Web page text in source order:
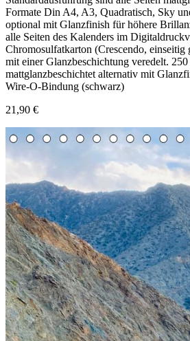
Formate Din A4, A3, Quadratisch, Sky
optional mit Glanzfinish für höhere
alle Seiten des Kalenders im
Chromosulfatkarton (Crescendo, einseitig
mit einer Glanzbeschichtung veredelt.
mattglanzbeschichtet alternativ mit
Wire-O-Bindung (schwarz)
21,90 €